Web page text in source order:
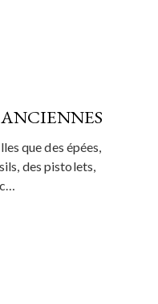
que des épées,
des pistolets,